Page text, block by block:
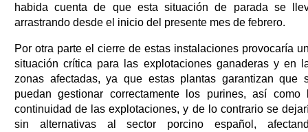
habida cuenta de que esta situación de parada se
arrastrando desde el inicio del presente mes de febrero.
Por otra parte el cierre de estas instalaciones provocaría
situación crítica para las explotaciones ganaderas y en
zonas afectadas, ya que estas plantas garantizan que
puedan gestionar correctamente los purines, así como
continuidad de las explotaciones, y de lo contrario se
sin alternativas al sector porcino español,